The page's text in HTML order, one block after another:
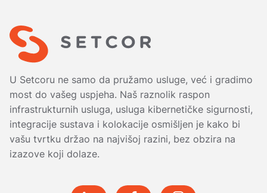
U Setcoru ne samo da pružamo usluge, već i gradimo
most do vašeg uspjeha. Naš raznolik raspon
infrastrukturnih usluga, usluga kibernetičke sigurnosti,
integracije sustava i kolokacije osmišljen je kako bi
vašu tvrtku držao na najvišoj razini, bez obzira na
izazove koji dolaze.